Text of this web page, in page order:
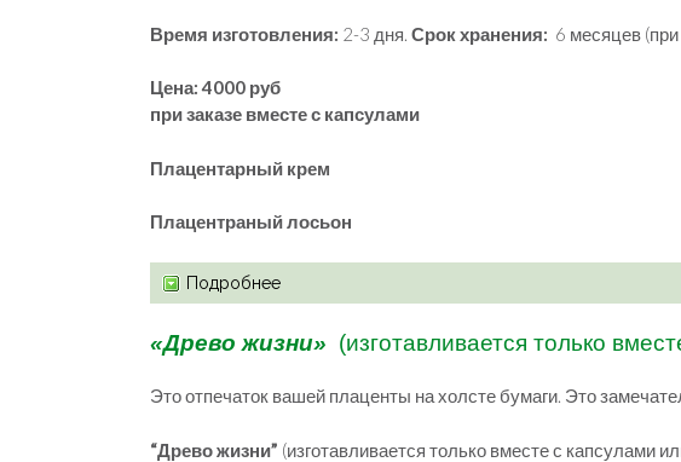
Время изготовления: 2-3 дня. Срок хранения: 6 месяцев
Цена: 4000 руб
при заказе вместе с капсулами
Плацентарный крем
Плацентраный лосьон
Подробнее
«Древо жизни» (изготавливается только
Это отпечаток вашей плаценты на холсте бумаги. Это
“Древо жизни” (изготавливается только вместе с капсулами